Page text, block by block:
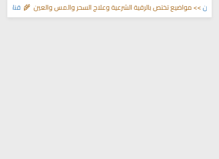
قناة وشفاءمواضيع تختص بالرقية الشرعية وعلاج السحر والمس والعين 🌾